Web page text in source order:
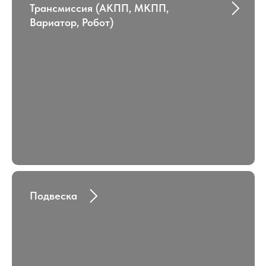
Трансмиссия (АКПП, МКПП,
Вариатор, Робот)
Подвеска